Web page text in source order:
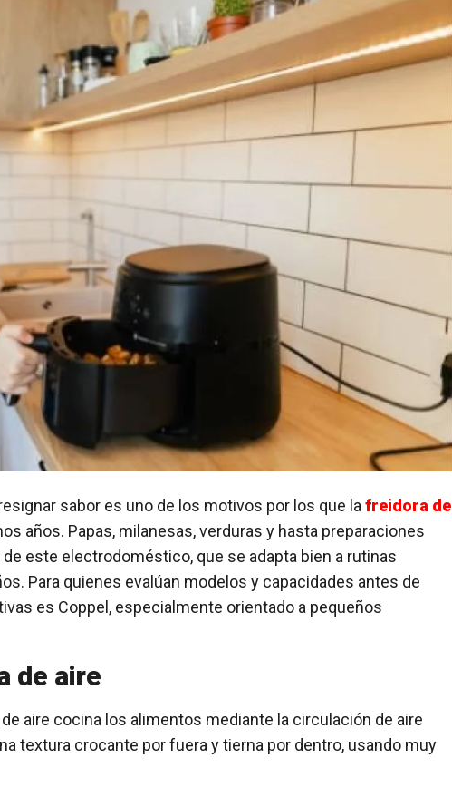
sabor es uno de los motivos por los que la freidora de
años. Papas, milanesas, verduras y hasta preparaciones
este electrodoméstico, que se adapta bien a rutinas
Para quienes evalúan modelos y capacidades antes de
es Coppel, especialmente orientado a pequeños
de aire
aire cocina los alimentos mediante la circulación de aire
textura crocante por fuera y tierna por dentro, usando muy